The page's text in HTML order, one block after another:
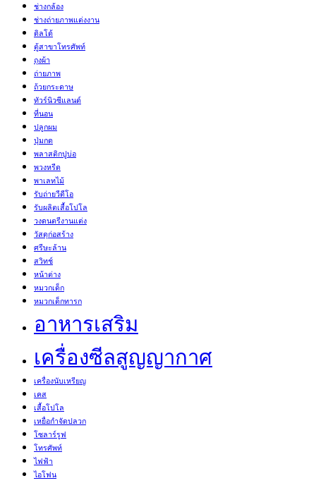
ช่างกล้อง
ช่างถ่ายภาพแต่งงาน
ดิลโด้
ตู้สาขาโทรศัพท์
ถุงผ้า
ถ่ายภาพ
ถ้วยกระดาษ
ทัวร์นิวซีแลนด์
ที่นอน
ปลูกผม
ปุ่มกด
พลาสติกปูบ่อ
พวงหรีด
พาเลทไม้
รับถ่ายวีดีโอ
รับผลิตเสื้อโปโล
วงดนตรีงานแต่ง
วัสดุก่อสร้าง
ศรีษะล้าน
สวิทช์
หน้าต่าง
หมวกเด็ก
หมวกเด็กทารก
อาหารเสริม
เครื่องซีลสูญญากาศ
เครื่องนับเหรียญ
เคส
เสื้อโปโล
เหยื่อกำจัดปลวก
โซลาร์รูฟ
โทรศัพท์
ไฟฟ้า
ไอโฟน